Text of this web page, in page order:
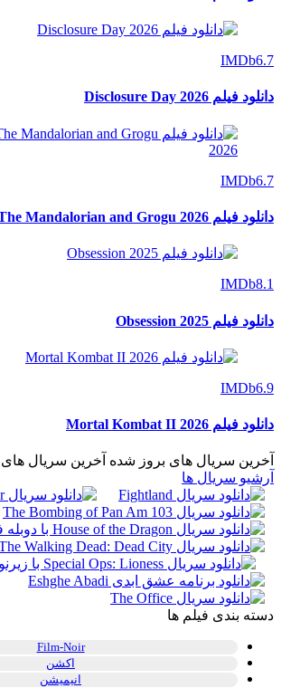
IMDb6.7
دانلود فیلم Disclosure Day 2026
IMDb6.7
دانلود فیلم Star Wars: The Mandalorian and Grogu 2026
IMDb8.1
دانلود فیلم Obsession 2025
IMDb6.9
دانلود فیلم Mortal Kombat II 2026
آخرین سریال های بروز شده آخرین سریال
آرشیو سریال ها
دسته بندی فیلم ها
Film-Noir
اکشن
انیمیشن